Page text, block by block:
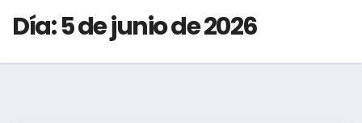
Día:5 de junio de 2026